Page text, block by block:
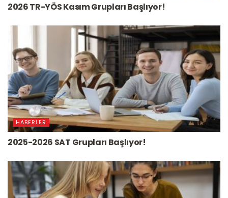
2026 TR-YÖS Kasım Grupları Başlıyor!
HABERLER
2025-2026 SAT Grupları Başlıyor!